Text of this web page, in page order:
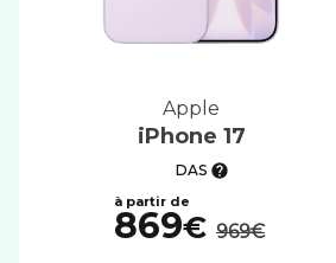
apple
iPhone 17
DAS
869€ 969€